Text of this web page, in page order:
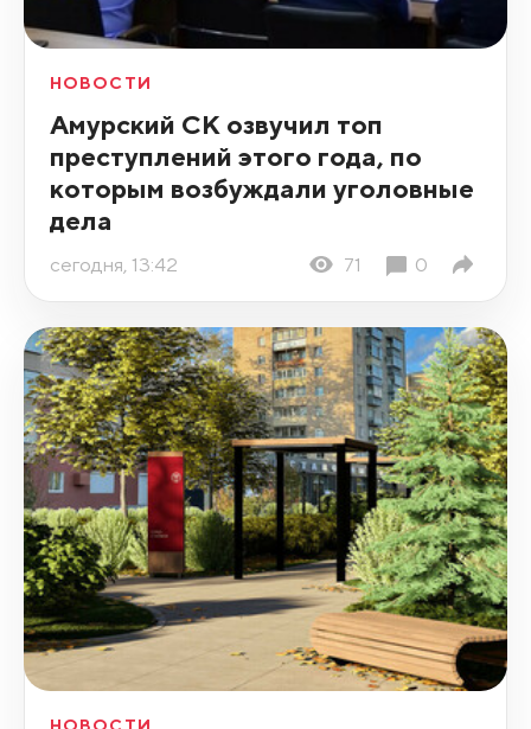
НОВОСТИ
Амурский СК озвучил топ
преступлений этого года, по
которым возбуждали уголовные
дела
сегодня, 13:42 71 0